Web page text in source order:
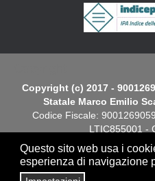
Questo sito web usa i
esperienza di navigazione
Copyright (c) 2017 -
Statale Marco Emilio
Codice Fiscale:
LTIC855001 -
Dichiarazione